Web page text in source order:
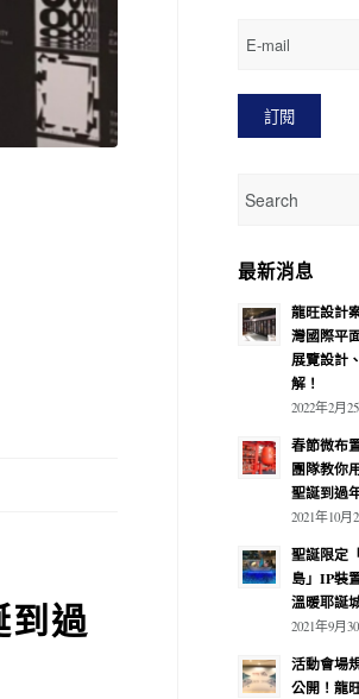
到過
最新消息
龍旺設計
灣國際平
展覽設計
解！
2022年2月
春節微布
團隊教你
聖誕到過
2021年10月
聖誕限定
島」IP裝
溫暖耶誕
2021年9月
活動會場
公開！龍